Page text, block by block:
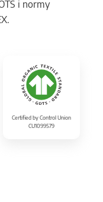
i normy
Certified by Control Union
CU1099579